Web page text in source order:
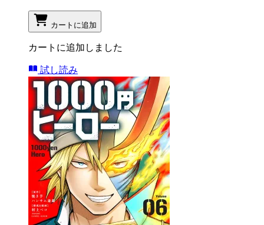
カートに追加
カートに追加しました
試し読み